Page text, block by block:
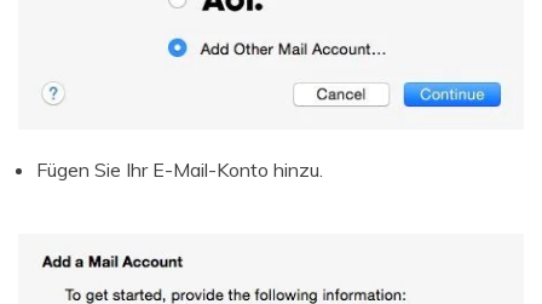
Fügen Sie Ihr E-Mail-Konto hinzu.